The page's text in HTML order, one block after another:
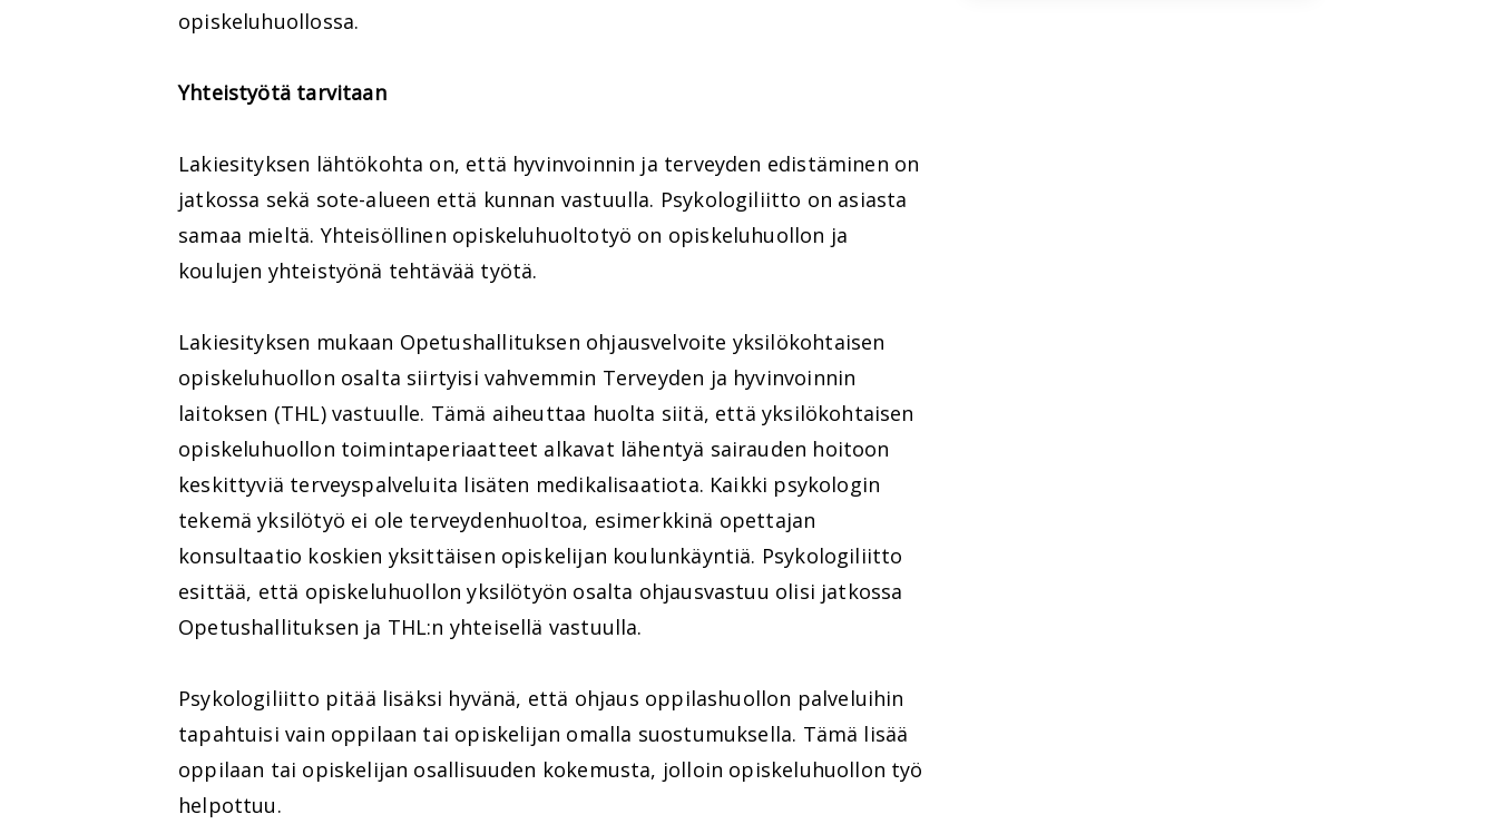
opiskeluhuollossa.
Yhteistyötä tarvitaan
Lakiesityksen lähtökohta on, että hyvinvoinnin ja terveyden edistäminen on
jatkossa sekä sote-alueen että kunnan vastuulla. Psykologiliitto on asiasta
samaa mieltä. Yhteisöllinen opiskeluhuoltotyö on opiskeluhuollon ja
koulujen yhteistyönä tehtävää työtä.
Lakiesityksen mukaan Opetushallituksen ohjausvelvoite yksilökohtaisen
opiskeluhuollon osalta siirtyisi vahvemmin Terveyden ja hyvinvoinnin
laitoksen (THL) vastuulle. Tämä aiheuttaa huolta siitä, että yksilökohtaisen
opiskeluhuollon toimintaperiaatteet alkavat lähentyä sairauden hoitoon
keskittyviä terveyspalveluita lisäten medikalisaatiota. Kaikki psykologin
tekemä yksilötyö ei ole terveydenhuoltoa, esimerkkinä opettajan
konsultaatio koskien yksittäisen opiskelijan koulunkäyntiä. Psykologiliitto
esittää, että opiskeluhuollon yksilötyön osalta ohjausvastuu olisi jatkossa
Opetushallituksen ja THL:n yhteisellä vastuulla.
Psykologiliitto pitää lisäksi hyvänä, että ohjaus oppilashuollon palveluihin
tapahtuisi vain oppilaan tai opiskelijan omalla suostumuksella. Tämä lisää
oppilaan tai opiskelijan osallisuuden kokemusta, jolloin opiskeluhuollon työ
helpottuu.